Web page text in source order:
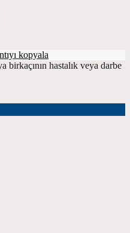
kopyala
birkaçının hastalık veya darbe